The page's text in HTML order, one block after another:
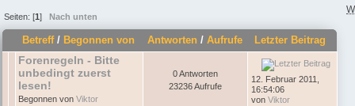
Seiten: [1] Nach unten
Betreff/ Begonnen von Antworten / Aufrufe
Letzter Beitrag
Forenregeln - Bitte
unbedingt zuerst
lesen!
Begonnen von Viktor
0 Antworten
23236 Aufrufe
12. Februar 2011,
16:54:06
von Viktor